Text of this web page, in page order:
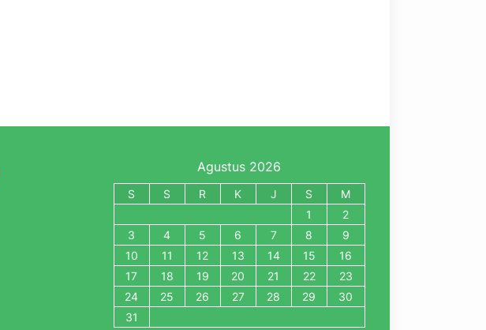
Agustus 2026
S S R K J S
M
1
2
3
4 5 6 7 8
9
10
11 12 13 14 15
16
17
18 19 20 21 22
23
24
25 26 27 28 29
30
31